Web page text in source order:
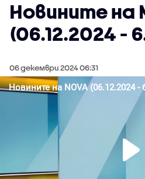
Новините на
(06.12.2024 -
06 декември 2024 06:31